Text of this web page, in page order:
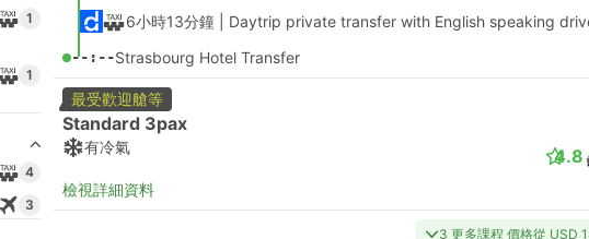
1
1
4
3
6小時13分鐘 | Daytrip private transfer with English speaking
--:--Strasbourg Hotel Transfer
最受歡迎艙等
Standard 3pax
有冷氣
檢視詳細資料
4.8
3 更多課程 價格從 USD